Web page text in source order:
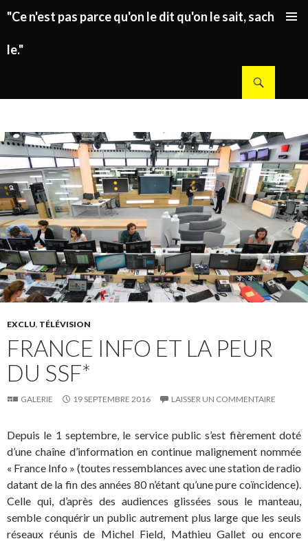
"Ce n'est pas parce qu'on le dit qu'on le sait, sachez
le."
EXCLU, TÉLÉVISION
FRANCE INFO ET LA PEUR
DU SSF*
GALERIE 19 SEPTEMBRE 2016 LAISSER UN COMMENTAIRE
Depuis le 1 septembre, le service public s’est fièrement doté
d’une chaîne d’information en continue malignement nommée
« France Info » (toutes ressemblances avec une station de radio
datant de la fin des années 80 n’étant qu’une pure coïncidence).
Celle qui, d’après des audiences glissées sous le manteau,
semble conquérir un public autrement plus large que les seuls
réseaux réunis de Michel Field, Mathieu Gallet ou encore